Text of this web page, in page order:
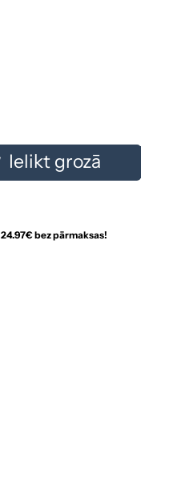
Ielikt grozā
24.97€ bez pārmaksas!